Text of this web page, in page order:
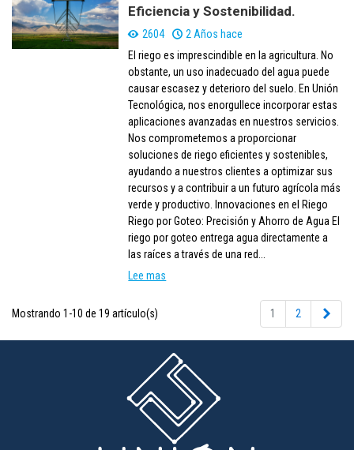
Eficiencia y Sostenibilidad.
2604
2 Años hace
El riego es imprescindible en la agricultura. No
obstante, un uso inadecuado del agua puede
causar escasez y deterioro del suelo. En Unión
Tecnológica, nos enorgullece incorporar estas
aplicaciones avanzadas en nuestros servicios.
Nos comprometemos a proporcionar
soluciones de riego eficientes y sostenibles,
ayudando a nuestros clientes a optimizar sus
recursos y a contribuir a un futuro agrícola más
verde y productivo. Innovaciones en el Riego
Riego por Goteo: Precisión y Ahorro de Agua El
riego por goteo entrega agua directamente a
las raíces a través de una red...
Lee mas
Mostrando 1-10 de 19 artículo(s) 1 2